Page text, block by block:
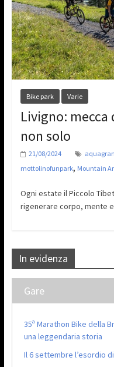
Bike park Varie
Livigno:
non solo
21/08/2024
mottolinofunpark, Mountain
Ogni estate il Piccolo
rigenerare corpo, mente
In evidenza
Gare
35ª Marathon Bike della
una leggendaria storia
Il 6 settembre l’esordio